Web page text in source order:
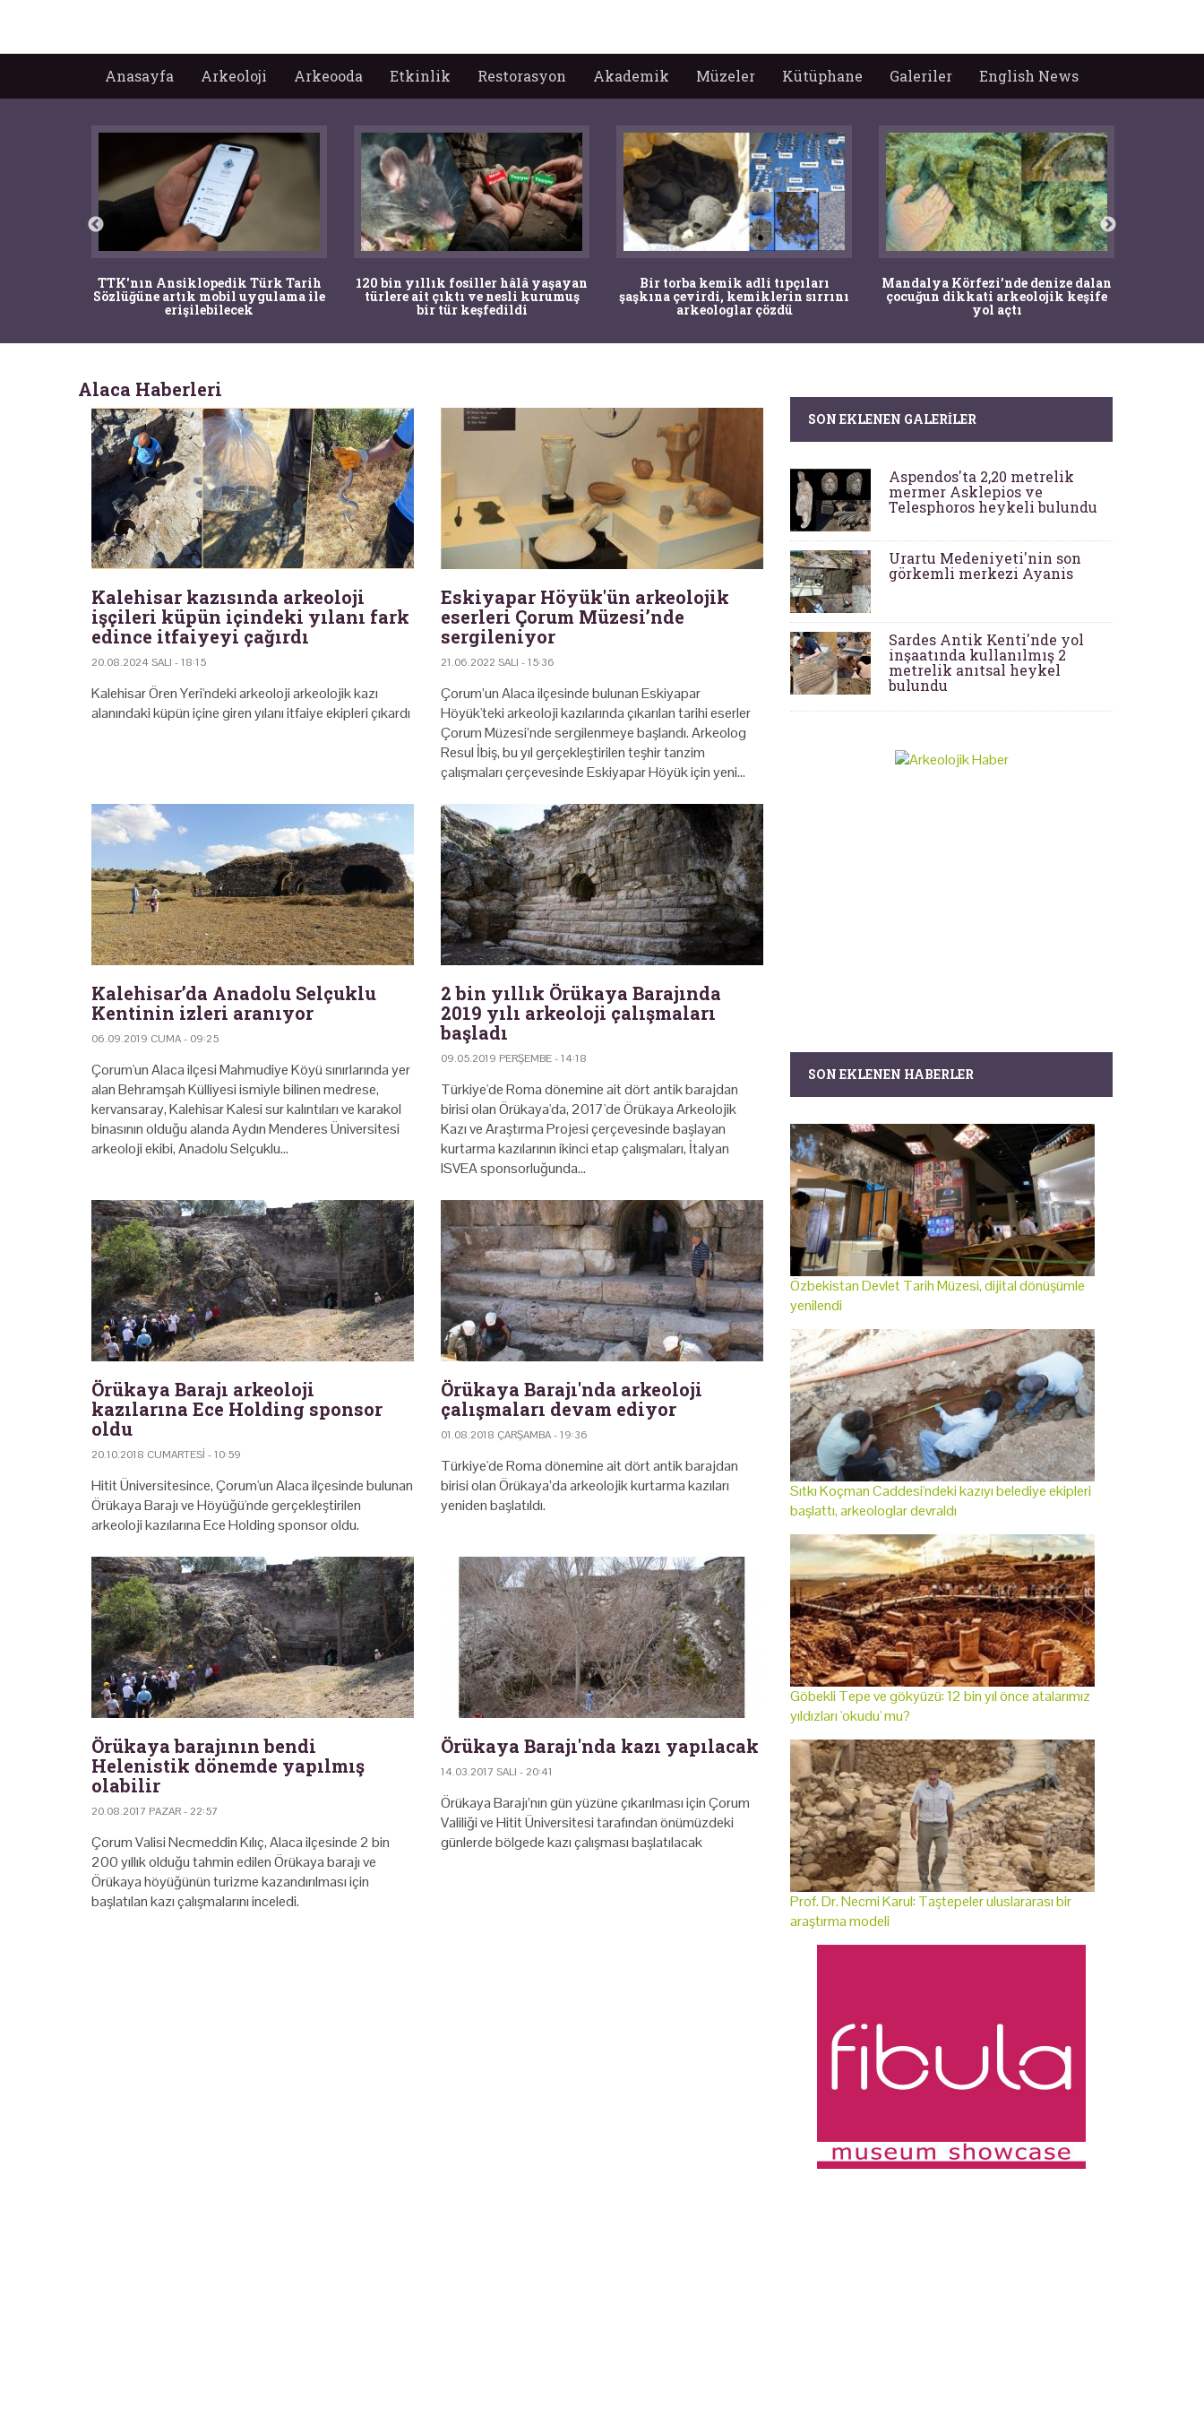
Anasayfa Arkeoloji Arkeooda Etkinlik Restorasyon Akademik Müzeler Kütüphane Galeriler English News
TTK'nın Ansiklopedik Türk Tarih
Sözlüğüne artık mobil uygulama ile
erişilebilecek
120 bin yıllık fosiller hâlâ yaşayan
türlere ait çıktı ve nesli kurumuş
bir tür keşfedildi
Bir torba kemik adli tıpçıları
şaşkına çevirdi, kemiklerin sırrını
arkeologlar çözdü
Mandalya Körfezi’nde denize dalan
çocuğun dikkati arkeolojik keşife
yol açtı
Alaca Haberleri
Kalehisar kazısında arkeoloji
işçileri küpün içindeki yılanı fark
edince itfaiyeyi çağırdı
20.08.2024 SALI - 18:15
Kalehisar Ören Yeri'ndeki arkeoloji arkeolojik kazı
alanındaki küpün içine giren yılanı itfaiye ekipleri çıkardı
Eskiyapar Höyük'ün arkeolojik
eserleri Çorum Müzesi’nde
sergileniyor
21.06.2022 SALI - 15:36
Çorum’un Alaca ilçesinde bulunan Eskiyapar
Höyük'teki arkeoloji kazılarında çıkarılan tarihi eserler
Çorum Müzesi’nde sergilenmeye başlandı. Arkeolog
Resul İbiş, bu yıl gerçekleştirilen teşhir tanzim
çalışmaları çerçevesinde Eskiyapar Höyük için yeni…
Kalehisar’da Anadolu Selçuklu
Kentinin izleri aranıyor
06.09.2019 CUMA - 09:25
Çorum'un Alaca ilçesi Mahmudiye Köyü sınırlarında yer
alan Behramşah Külliyesi ismiyle bilinen medrese,
kervansaray, Kalehisar Kalesi sur kalıntıları ve karakol
binasının olduğu alanda Aydın Menderes Üniversitesi
arkeoloji ekibi, Anadolu Selçuklu…
2 bin yıllık Örükaya Barajında
2019 yılı arkeoloji çalışmaları
başladı
09.05.2019 PERŞEMBE - 14:18
Türkiye'de Roma dönemine ait dört antik barajdan
birisi olan Örükaya'da, 2017'de Örükaya Arkeolojik
Kazı ve Araştırma Projesi çerçevesinde başlayan
kurtarma kazılarının ikinci etap çalışmaları, İtalyan
ISVEA sponsorluğunda…
Örükaya Barajı arkeoloji
kazılarına Ece Holding sponsor
oldu
20.10.2018 CUMARTESI - 10:59
Hitit Üniversitesince, Çorum'un Alaca ilçesinde bulunan
Örükaya Barajı ve Höyüğü'nde gerçekleştirilen
arkeoloji kazılarına Ece Holding sponsor oldu.
Örükaya Barajı'nda arkeoloji
çalışmaları devam ediyor
01.08.2018 ÇARŞAMBA - 19:36
Türkiye'de Roma dönemine ait dört antik barajdan
birisi olan Örükaya’da arkeolojik kurtarma kazıları
yeniden başlatıldı.
Örükaya barajının bendi
Helenistik dönemde yapılmış
olabilir
20.08.2017 PAZAR - 22:57
Çorum Valisi Necmeddin Kılıç, Alaca ilçesinde 2 bin
200 yıllık olduğu tahmin edilen Örükaya barajı ve
Örükaya höyüğünün turizme kazandırılması için
başlatılan kazı çalışmalarını inceledi.
Örükaya Barajı'nda kazı yapılacak
14.03.2017 SALI - 20:41
Örükaya Barajı’nın gün yüzüne çıkarılması için Çorum
Valiliği ve Hitit Üniversitesi tarafından önümüzdeki
günlerde bölgede kazı çalışması başlatılacak
SON EKLENEN GALERILER
Aspendos'ta 2,20 metrelik
mermer Asklepios ve
Telesphoros heykeli bulundu
Urartu Medeniyeti'nin son
görkemli merkezi Ayanis
Sardes Antik Kenti'nde yol
inşaatında kullanılmış 2
metrelik anıtsal heykel
bulundu
SON EKLENEN HABERLER
Özbekistan Devlet Tarih Müzesi, dijital dönüşümle
yenilendi
Sıtkı Koçman Caddesi'ndeki kazıyı belediye ekipleri
başlattı, arkeologlar devraldı
Göbekli Tepe ve gökyüzü: 12 bin yıl önce atalarımız
yıldızları 'okudu' mu?
Prof. Dr. Necmi Karul: Taştepeler uluslararası bir
araştırma modeli